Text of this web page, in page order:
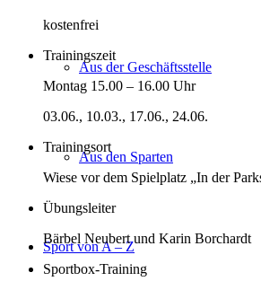
Aus der Geschäftsstelle
Aus den Sparten
Sport von A – Z
kostenfrei
Trainingszeit
Montag 15.00 – 16.00 Uhr
03.06., 10.03., 17.06., 24.06.
Trainingsort
Wiese vor dem Spielplatz „In der
Übungsleiter
Bärbel Neubert und Karin Borchardt
Sportbox-Training